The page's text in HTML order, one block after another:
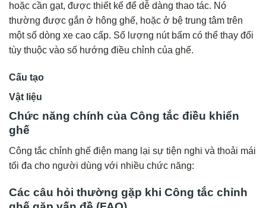
hoặc cần gạt, được thiết kế để dễ dàng thao tác. Nó
thường được gắn ở hông ghế, hoặc ở bệ trung tâm trên
một số dòng xe cao cấp. Số lượng nút bấm có thể thay đổi
tùy thuộc vào số hướng điều chỉnh của ghế.
Cấu tạo
Vật liệu
Chức năng chính của Công tắc điều khiển
ghế
Công tắc chỉnh ghế điện mang lại sự tiện nghi và thoải mái
tối đa cho người dùng với nhiều chức năng:
Các câu hỏi thường gặp khi Công tắc chỉnh